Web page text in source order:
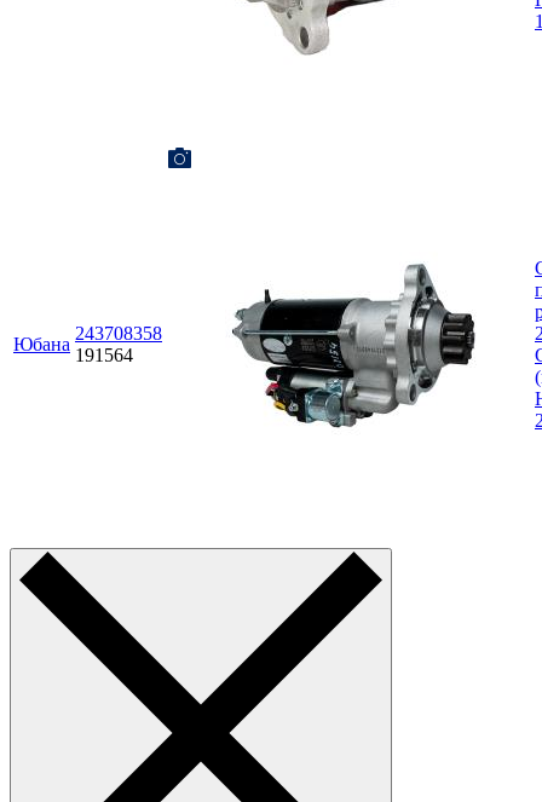
Юбана
243708358
191564